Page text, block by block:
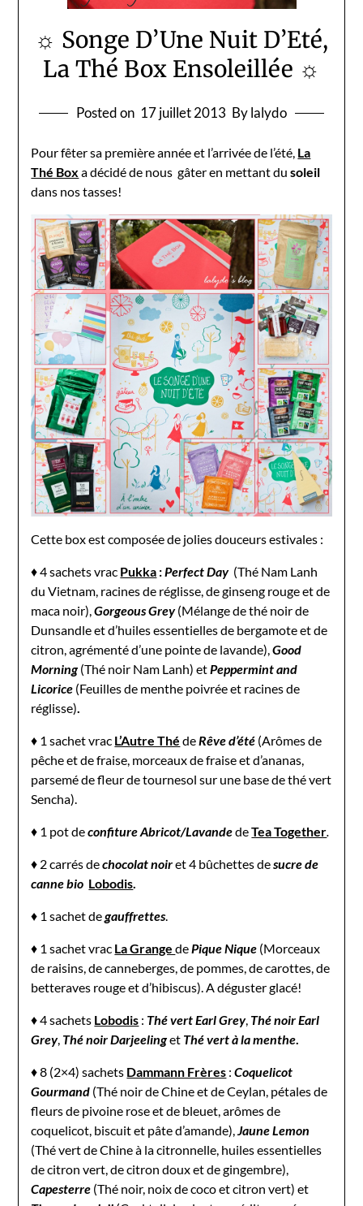
☼ Songe D’Une Nuit D’Eté,
La Thé Box Ensoleillée ☼
Posted on 17 juillet 2013 By lalydo
Pour fêter sa première année et l’arrivée de l’été, La
Thé Box a décidé de nous gâter en mettant dusoleil
dans nos tasses!
Cette box est composée de jolies douceurs estivales :
♦ 4 sachets vrac Pukka :Perfect Day (Thé Nam Lanh
du Vietnam, racines de réglisse, de ginseng rouge et de
maca noir),Gorgeous Grey(Mélange de thé noir de
Dunsandle et d’huiles essentielles de bergamote et de
citron, agrémenté d’une pointe de lavande),Good
Morning (Thé noir Nam Lanh) etPeppermint and
Licorice (Feuilles de menthe poivrée et racines de
réglisse).
♦ 1 sachet vrac L’Autre Thé deRêve d’été (Arômes de
pêche et de fraise, morceaux de fraise et d’ananas,
parsemé de fleur de tournesol sur une base de thé vert
Sencha).
♦ 1 pot deconfiture Abricot/LavandedeTea Together.
♦ 2 carrés dechocolat noiret 4 bûchettes desucre de
canne bio Lobodis.
♦ 1 sachet degauffrettes.
♦ 1 sachet vrac La GrangedePique Nique (Morceaux
de raisins, de canneberges, de pommes, de carottes, de
betteraves rouge et d’hibiscus). A déguster glacé!
♦ 4 sachets Lobodis : Thé vert Earl Grey, Thé noir Earl
Grey, Thé noir Darjeelinget Thé vert à la menthe.
♦ 8 (2×4) sachets Dammann Frères :Coquelicot
Gourmand (Thé noir de Chine et de Ceylan, pétales de
fleurs de pivoine rose et de bleuet, arômes de
coquelicot, biscuit et pâte d’amande),Jaune Lemon
(Thé vert de Chine à la citronnelle, huiles essentielles
de citron vert, de citron doux et de gingembre),
Capesterre (Thé noir, noix de coco et citron vert) et